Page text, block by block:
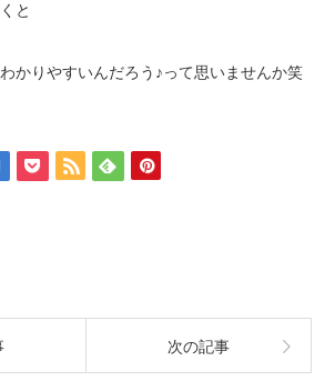
と
かりやすいんだろう♪って思いませんか笑
次の記事